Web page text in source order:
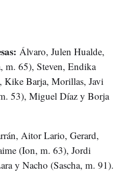
Álvaro, Julen Hualde,
m. 65), Steven, Endika
Kike Barja, Morillas, Javi
53), Miguel Díaz y Borja
Aitor Lario, Gerard,
(Ion, m. 63), Jordi
y Nacho (Sascha, m. 91).